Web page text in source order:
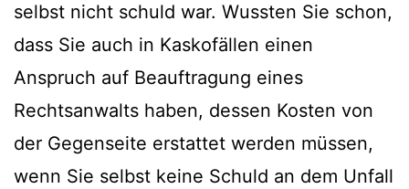
selbst nicht schuld war. Wussten Sie schon,
dass Sie auch in Kaskofällen einen
Anspruch auf Beauftragung eines
Rechtsanwalts haben, dessen Kosten von
der Gegenseite erstattet werden müssen,
wenn Sie selbst keine Schuld an dem Unfall